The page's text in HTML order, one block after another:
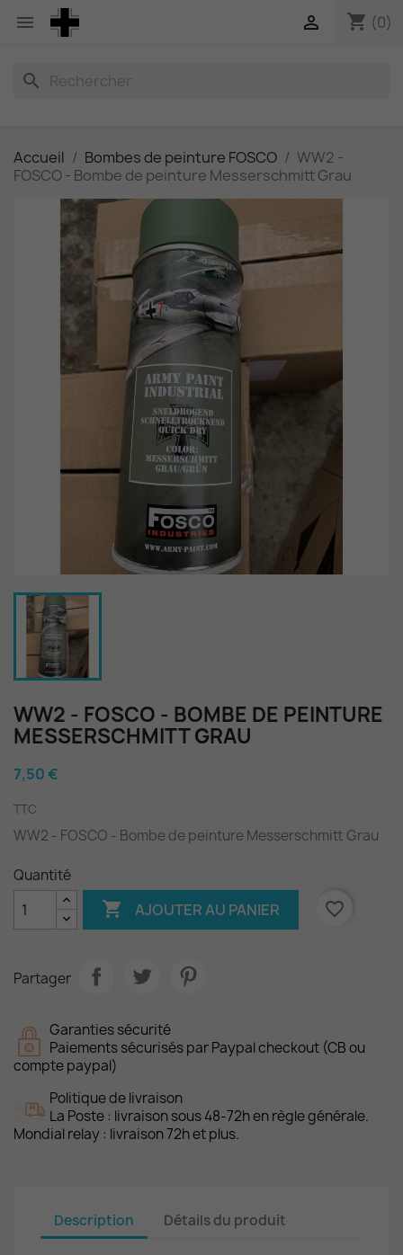
 shopping_cart (0)

search
Accueil Bombes de peinture FOSCO
WW2 -
FOSCO - Bombe de peinture Messerschmitt Grau
WW2 - FOSCO - BOMBE DE PEINTURE
MESSERSCHMITT GRAU
7,50 €
TTC
WW2 - FOSCO - Bombe de peinture Messerschmitt Grau
Quantité
 AJOUTER AU PANIER favorite_border
Partager
Garanties sécurité
Paiements sécurisés par Paypal checkout (CB ou
compte paypal)
Politique de livraison
La Poste : livraison sous 48-72h en règle générale.
Mondial relay : livraison 72h et plus.
Description Détails du produit